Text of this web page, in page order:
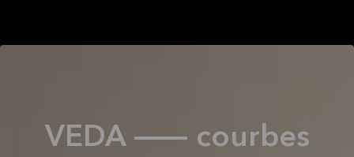
VEDA — courbes